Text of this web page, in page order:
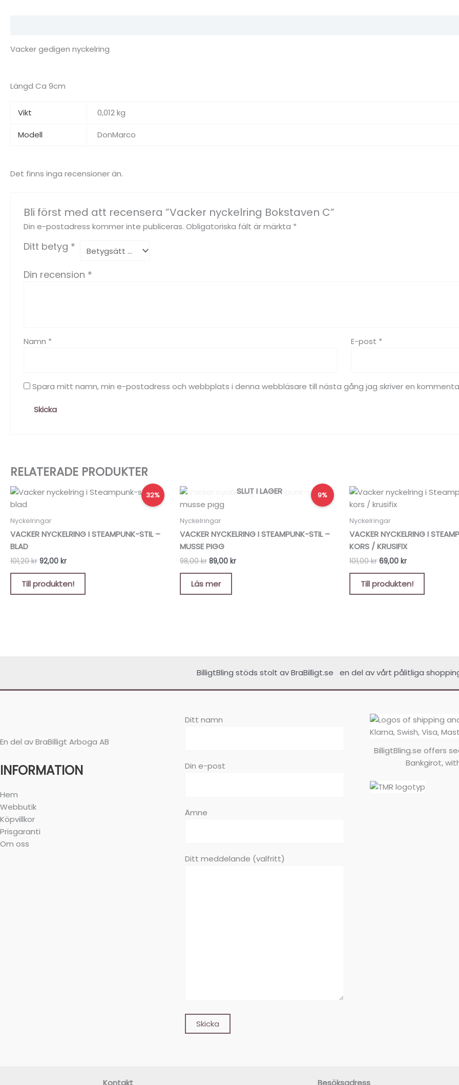
Vacker gedigen nyckelring
Längd Ca 9cm
Vikt 0,012 kg
Modell DonMarco
Det finns inga recensioner än.
Bli först med att recensera ”Vacker nyckelring Bokstaven C”
Din e-postadress kommer inte publiceras. Obligatoriska fält är märkta *
Ditt betyg *
Din recension *
Namn * E-post *
Spara mitt namn, min e-postadress och webbplats i denna webbläsare till nästa gång jag skriver en
RELATERADE PRODUKTER
32%
Nyckelringar
VACKER NYCKELRING I STEAMPUNK-STIL –
BLAD
101,20kr
Det
ursprungliga
101,20 kr.
92,00 kr
Det
nuvarande
Till produkten!
9%
SLUT I LAGER
Nyckelringar
VACKER NYCKELRING I STEAMPUNK-STIL –
MUSSE PIGG
98,00kr
priset
98,00 kr.
89,00 kr
Det
Läs mer
Nyckelringar
VACKER NYCKELRING I
KORS / KRUSIFIX
101,00kr
Det
ursprungliga
priset
101,00 kr.
69,00 kr
Det
nuvarande
Till produkten!
BilligtBling stöds stolt avBraBilligt.se en del av vårt pålitliga
En del av BraBilligt Arboga AB
INFORMATION
Hem
Webbutik
Köpvillkor
Prisgaranti
Om oss
Ditt namn
Din e-post
Ämne
Ditt meddelande (valfritt)
BilligtBling.se offers
Bankgirot,
Kontakt Besöksadress